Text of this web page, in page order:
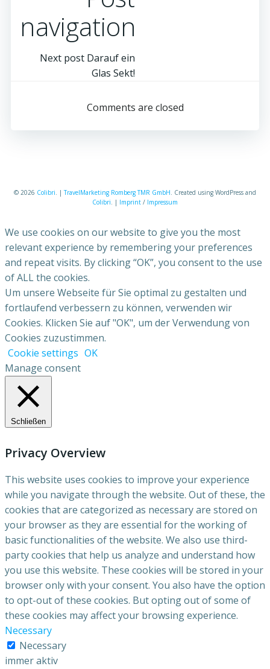
navigation
Next post Darauf ein
Glas Sekt!
Comments are closed
© 2026 Colibri . |TravelMarketing Romberg TMR GmbH . Created using WordPress and
Colibri . | Imprint / Impressum
We use cookies on our website to give you the most
relevant experience by remembering your preferences
and repeat visits. By clicking “OK”, you consent to the use
of ALL the cookies.
Um unsere Webseite für Sie optimal zu gestalten und
fortlaufend verbessern zu können, verwenden wir
Cookies. Klicken Sie auf "OK", um der Verwendung von
Cookies zuzustimmen.
Cookie settings OK
Manage consent
Schließen
Privacy Overview
This website uses cookies to improve your experience
while you navigate through the website. Out of these, the
cookies that are categorized as necessary are stored on
your browser as they are essential for the working of
basic functionalities of the website. We also use third-
party cookies that help us analyze and understand how
you use this website. These cookies will be stored in your
browser only with your consent. You also have the option
to opt-out of these cookies. But opting out of some of
these cookies may affect your browsing experience.
Necessary
Necessary
immer aktiv